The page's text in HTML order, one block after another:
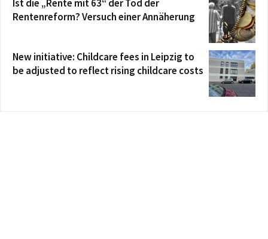
Ist die „Rente mit 63“ der Tod der
Rentenreform? Versuch einer Annäherung
New initiative: Childcare fees in Leipzig to
be adjusted to reflect rising childcare costs